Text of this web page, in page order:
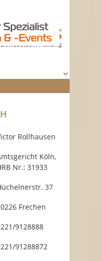
Rollhausen
Köln,
Nr.: 31933
37
Frechen
9128888
91288872